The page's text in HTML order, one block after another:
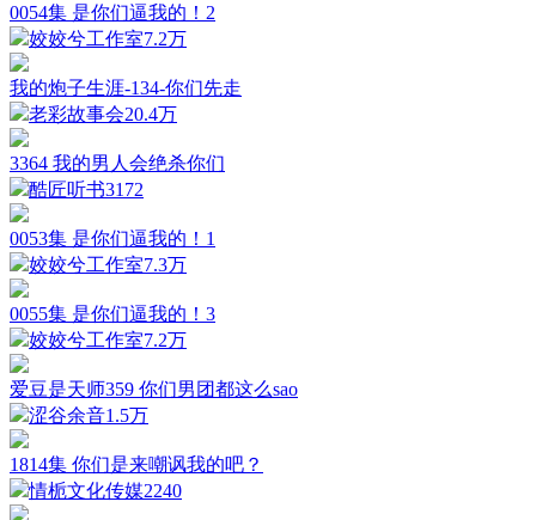
0054集 是你们逼我的！2
姣姣兮工作室7.2万
我的炮子生涯-134-你们先走
老彩故事会20.4万
3364 我的男人会绝杀你们
酷匠听书3172
0053集 是你们逼我的！1
姣姣兮工作室7.3万
0055集 是你们逼我的！3
姣姣兮工作室7.2万
爱豆是天师359 你们男团都这么sao
涩谷余音1.5万
1814集 你们是来嘲讽我的吧？
情栀文化传媒2240